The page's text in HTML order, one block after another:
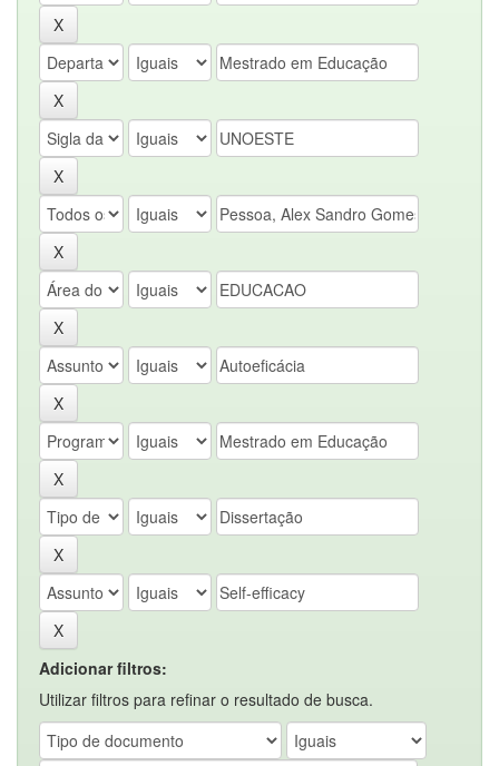
Adicionar filtros:
Utilizar filtros para refinar o resultado de busca.